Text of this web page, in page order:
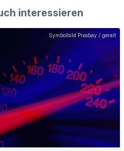
interessieren
Symbolbild Pixabay / geralt